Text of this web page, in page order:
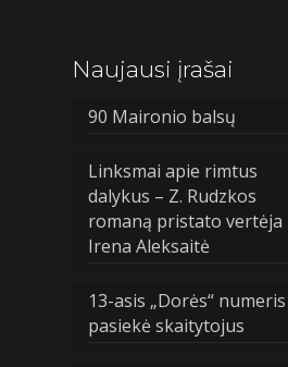
Naujausi įrašai
90 Maironio balsų
Linksmai apie rimtus
dalykus – Z. Rudzkos
romaną pristato vertėja
Irena Aleksaitė
13-asis „Dorės“ numeris
pasiekė skaitytojus